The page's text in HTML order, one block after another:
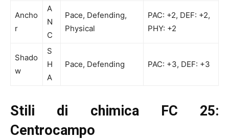
Ancho
r
A
N
C
Pace, Defending,
Physical
PAC: +2, DEF: +2,
PHY: +2
Shado
w
S
H
A
Pace, Defending PAC: +3, DEF: +3
Stili di chimica FC 25:
Centrocampo